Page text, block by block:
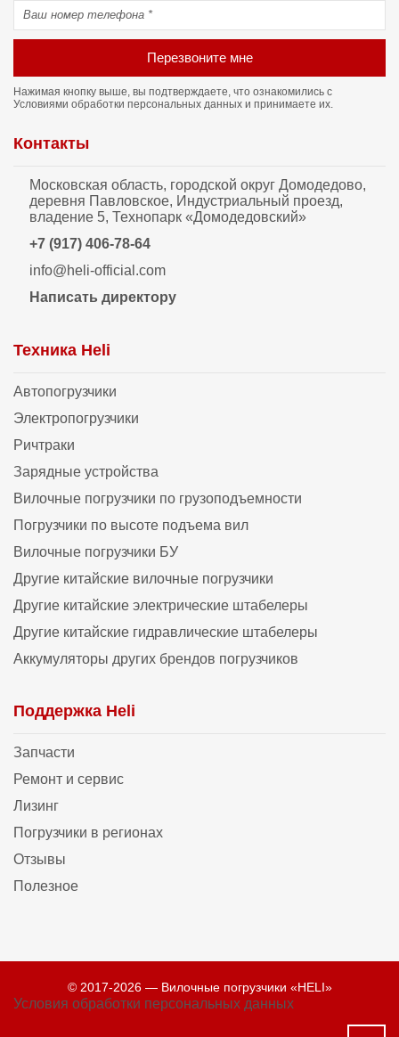
Перезвоните мне
Нажимая кнопку выше, вы подтверждаете, что ознакомились с
Условиями обработки персональных данных и принимаете их.
Контакты
Московская область, городской округ Домодедово,
деревня Павловское, Индустриальный проезд,
владение 5, Технопарк «Домодедовский»
+7 (917) 406-78-64
info@heli-official.com
Написать директору
Техника Heli
Автопогрузчики
Электропогрузчики
Ричтраки
Зарядные устройства
Вилочные погрузчики по грузоподъемности
Погрузчики по высоте подъема вил
Вилочные погрузчики БУ
Другие китайские вилочные погрузчики
Другие китайские электрические штабелеры
Другие китайские гидравлические штабелеры
Аккумуляторы других брендов погрузчиков
Поддержка Heli
Запчасти
Ремонт и сервис
Лизинг
Погрузчики в регионах
Отзывы
Полезное
© 2017-2026 — Вилочные погрузчики «HELI»
Условия обработки персональных данных